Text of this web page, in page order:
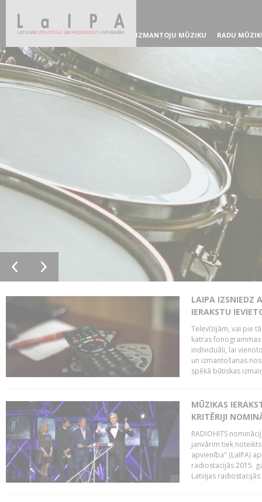
IZMANTOJU MŪZIKU RADU
LAIPA IZSNIEDZ
IERAKSTU
Televīzijām, vai pie
katras
individuāli, lai
un izmantošanas
spēkā būtiskas
MŪZIKAS
KRITĒRIJI
RADIOHITS
janvārim tiek
apvienība" (LaIPA)
radiostacijās 2015.
Latvijas